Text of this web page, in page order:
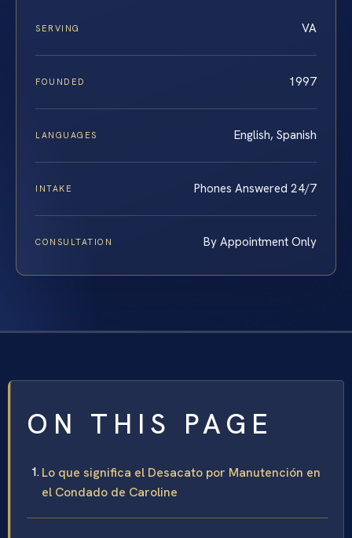
SERVING VA
FOUNDED 1997
LANGUAGES English, Spanish
INTAKE Phones Answered 24/7
CONSULTATION By Appointment Only
ON THIS PAGE
Lo que significa el Desacato por Manutención en
el Condado de Caroline